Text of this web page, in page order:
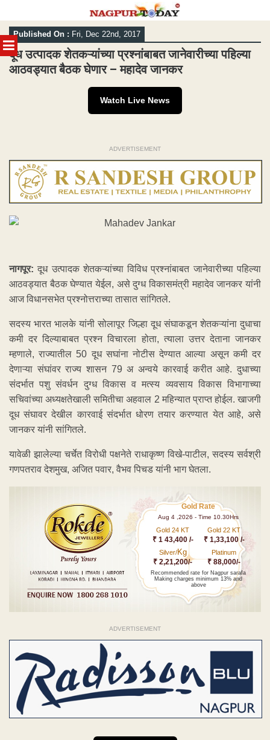
MENU
Skip
to
content
Published On : Fri, Dec 22nd, 2017
दूध उत्पादक शेतकऱ्यांच्या प्रश्नांबाबत जानेवारीच्या पहिल्या
आठवड्यात बैठक घेणार – महादेव जानकर
Watch Live News
ADVERTISEMENT
नागपूर: दूध उत्पादक शेतकऱ्यांच्या विविध प्रश्नांबाबत जानेवारीच्या पहिल्या
आठवड्यात बैठक घेण्यात येईल, असे दुग्ध विकासमंत्री महादेव जानकर यांनी
आज विधानसभेत प्रश्नोत्तराच्या तासात सांगितले.
सदस्य भारत भालके यांनी सोलापूर जिल्हा दूध संघाकडून शेतकऱ्यांना दुधाचा
कमी दर दिल्याबाबत प्रश्न विचारला होता, त्याला उत्तर देताना जानकर
म्हणाले, राज्यातील 50 दूध सघांना नोटीस देण्यात आल्या असून कमी दर
देणाऱ्या संघांवर राज्य शासन 79 अ अन्वये कारवाई करीत आहे. दुधाच्या
संदर्भात पशु संवर्धन दुग्ध विकास व मत्स्य व्यवसाय विकास विभागाच्या
सचिवांच्या अध्यक्षतेखाली समितीचा अहवाल 2 महिन्यात प्राप्त होईल. खाजगी
दूध संघावर देखील कारवाई संदर्भात धोरण तयार करण्यात येत आहे, असे
जानकर यांनी सांगितले.
यावेळी झालेल्या चर्चेत विरोधी पक्षनेते राधाकृष्ण विखे-पाटील, सदस्य सर्वश्री
गणपतराव देशमुख, अजित पवार, वैभव पिचड यांनी भाग घेतला.
Gold Rate
Aug 4 ,2026 - Time 10.30Hrs
Gold 24 KT
₹ 1 43,400 /-
Gold 22 KT
₹ 1,33,100 /-
Silver/Kg
₹ 2,21,200/-
Platinum
₹ 88,000/-
Recommended rate for Nagpur sarafa
Making charges minimum 13% and
above
ADVERTISEMENT